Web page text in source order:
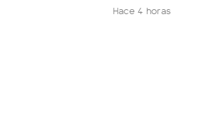
Hace 4 horas